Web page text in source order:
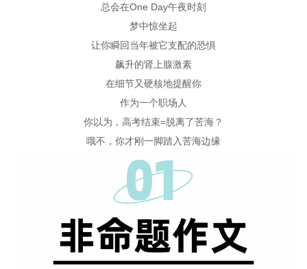
总会在One Day午夜时刻
梦中惊坐起
让你瞬回当年被它支配的恐惧
飙升的肾上腺激素
在细节又硬核地提醒你
作为一个职场人
你以为，高考结束=脱离了苦海？
哦不，你才刚一脚踏入苦海边缘